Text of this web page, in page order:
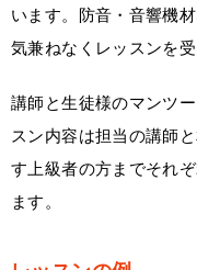
います。防音・音響機
気兼ねなくレッスンを
講師と生徒様のマンツ
スン内容は担当の講師
す上級者の方までそれ
ます。